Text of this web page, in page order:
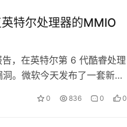
特尔处理器的MMIO
，在英特尔第 6 代酷睿处理
。微软今天发布了一套新的
0 836 0 0